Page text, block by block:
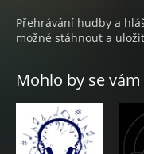
Přehrávání hudby a
možné stáhnout a
Mohlo by se